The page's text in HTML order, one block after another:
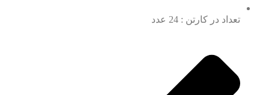
تعداد در کارتن : 24 عدد